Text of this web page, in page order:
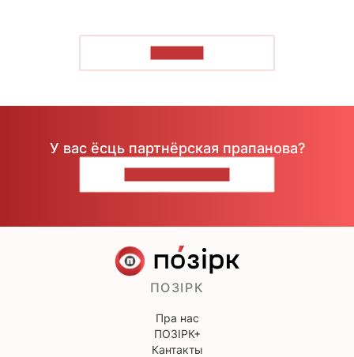
У вас ёсць партнёрская прапанова?
ПОЗІРК
Пра нас
ПОЗІРК+
Кантакты